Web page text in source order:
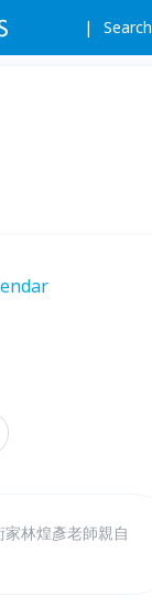
Search
林煌彥老師親自